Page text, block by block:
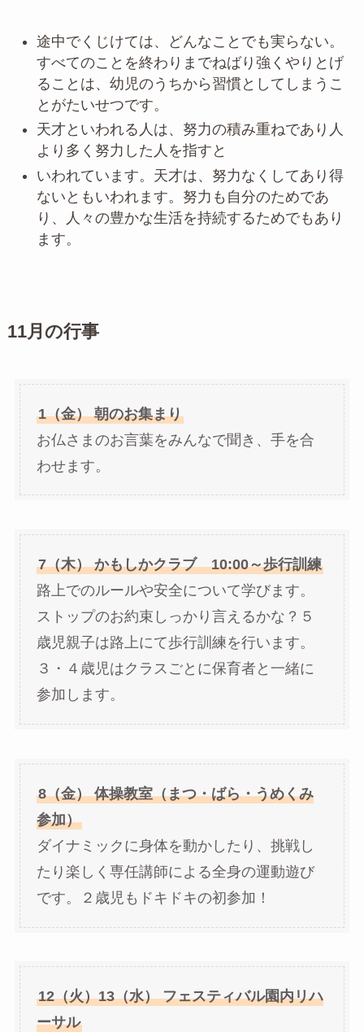
途中でくじけては、どんなことでも実らない。
すべてのことを終わりまでねばり強くやりとげ
ることは、幼児のうちから習慣としてしまうこ
とがたいせつです。
天才といわれる人は、努力の積み重ねであり人
より多く努力した人を指すと
いわれています。天才は、努力なくしてあり得
ないともいわれます。努力も自分のためであ
り、人々の豊かな生活を持続するためでもあり
ます。
11月の行事
1（金） 朝のお集まり
お仏さまのお言葉をみんなで聞き、手を合
わせます。
7（木） かもしかクラブ 10:00～歩行訓練
路上でのルールや安全について学びます。
ストップのお約束しっかり言えるかな？５
歳児親子は路上にて歩行訓練を行います。
３・４歳児はクラスごとに保育者と一緒に
参加します。
8（金） 体操教室（まつ・ばら・うめくみ
参加）
ダイナミックに身体を動かしたり、挑戦し
たり楽しく専任講師による全身の運動遊び
です。２歳児もドキドキの初参加！
12（火）13（水） フェスティバル園内リハ
ーサル